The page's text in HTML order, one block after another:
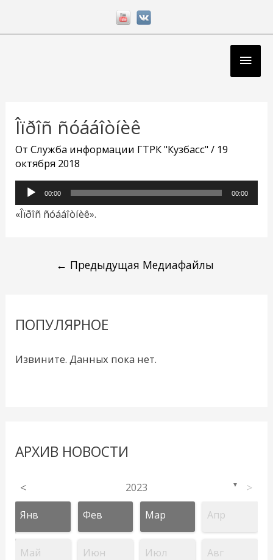
Îïðîñ ñóááîòíèê
ОтСлужба информации ГТРК "Кузбасс"/ 19
октября 2018
Аудиоплеер
00:00 00:00
«Îïðîñ ñóááîòíèê».
записям
← Предыдущая Медиафайлы
ПОПУЛЯРНОЕ
Извините. Данных пока нет.
АРХИВ НОВОСТИ
< 2023 ▼ >
Янв Фев Мар Апр
Май Июн Июл Авг